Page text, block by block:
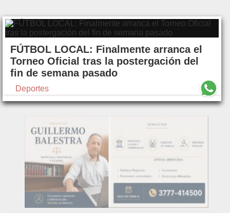
FÚTBOL LOCAL: Finalmente arranca el
Torneo Oficial tras la postergación del
fin de semana pasado
Deportes